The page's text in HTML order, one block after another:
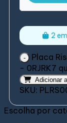
2
Placa
- 0RJRK7
Adicionar
SKU:
Escolha por